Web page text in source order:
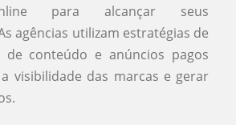
para alcançar seus
agências utilizam estratégias de
de conteúdo e anúncios pagos
visibilidade das marcas e gerar